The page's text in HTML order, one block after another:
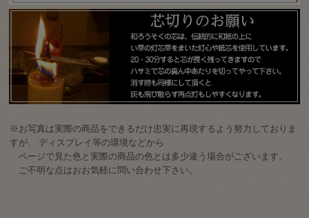
※お写真は実際の商品をできるだけ忠実に再現するよう努力しておりま
すが、 ディスプレイ等の環境などから
ページで見た色と実際の商品の色とは多少違う場合がございます。
ご不明な点はおお気軽に問い合わせ下さい。